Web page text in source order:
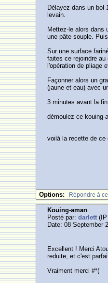
Délayez dans un bol
levain.
Mettez-le alors dans
une pâte souple.
Sur une surface
faites ce rejoindre
l'opération de pliage
Façonner alors un
(jaune et eau) avec
3 minutes avant la
démoulez ce kouing-
voilà la recette de ce
Options: Rèpondre à
Kouing-aman
Posté par:darlett (IP
Date: 08 September
Excellent ! Merci
reduite, et c'est
Vraiment merci #*(